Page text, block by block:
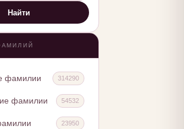
Найти
фамилии 314290
фамилии 54532
23950